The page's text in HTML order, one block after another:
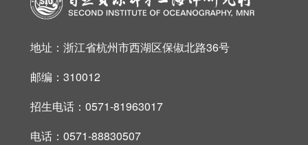
地址：浙江省杭州市西湖区保俶北路36号
邮编：310012
招生电话：0571-81963017
电话：0571-88830507